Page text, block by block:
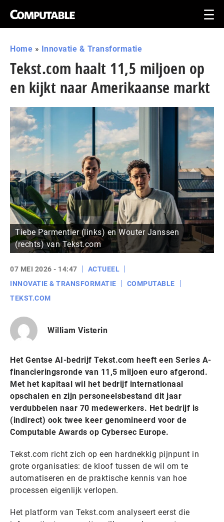
Home » Innovatie & Transformatie
Tekst.com haalt 11,5 miljoen op
en kijkt naar Amerikaanse markt
Tiebe Parmentier (links) en Wouter Janssen
(rechts) van Tekst.com
07 MEI 2026 - 14:47
ACTUEEL
INNOVATIE & TRANSFORMATIE
COMPUTABLE
TEKST.COM
William Visterin
Het Gentse AI-bedrijf Tekst.com heeft een Series A-
financieringsronde van 11,5 miljoen euro afgerond.
Met het kapitaal wil het bedrijf internationaal
opschalen en zijn personeelsbestand dit jaar
verdubbelen naar 70 medewerkers. Het bedrijf is
(indirect) ook twee keer genomineerd voor de
Computable Awards op Cybersec Europe.
Tekst.com richt zich op een hardnekkig pijnpunt in
grote organisaties: de kloof tussen de wil om te
automatiseren en de praktische kennis van hoe
processen eigenlijk verlopen.
Het platform van Tekst.com analyseert eerst die